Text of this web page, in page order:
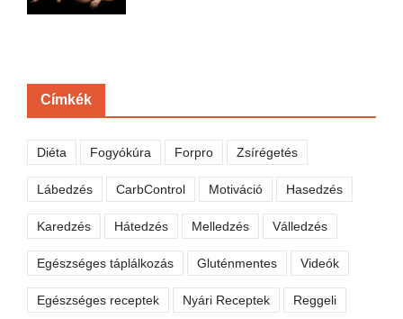
Címkék
Diéta Fogyókúra Forpro Zsírégetés
Lábedzés CarbControl Motiváció Hasedzés
Karedzés Hátedzés Melledzés Válledzés
Egészséges táplálkozás Gluténmentes Videók
Egészséges receptek Nyári Receptek Reggeli